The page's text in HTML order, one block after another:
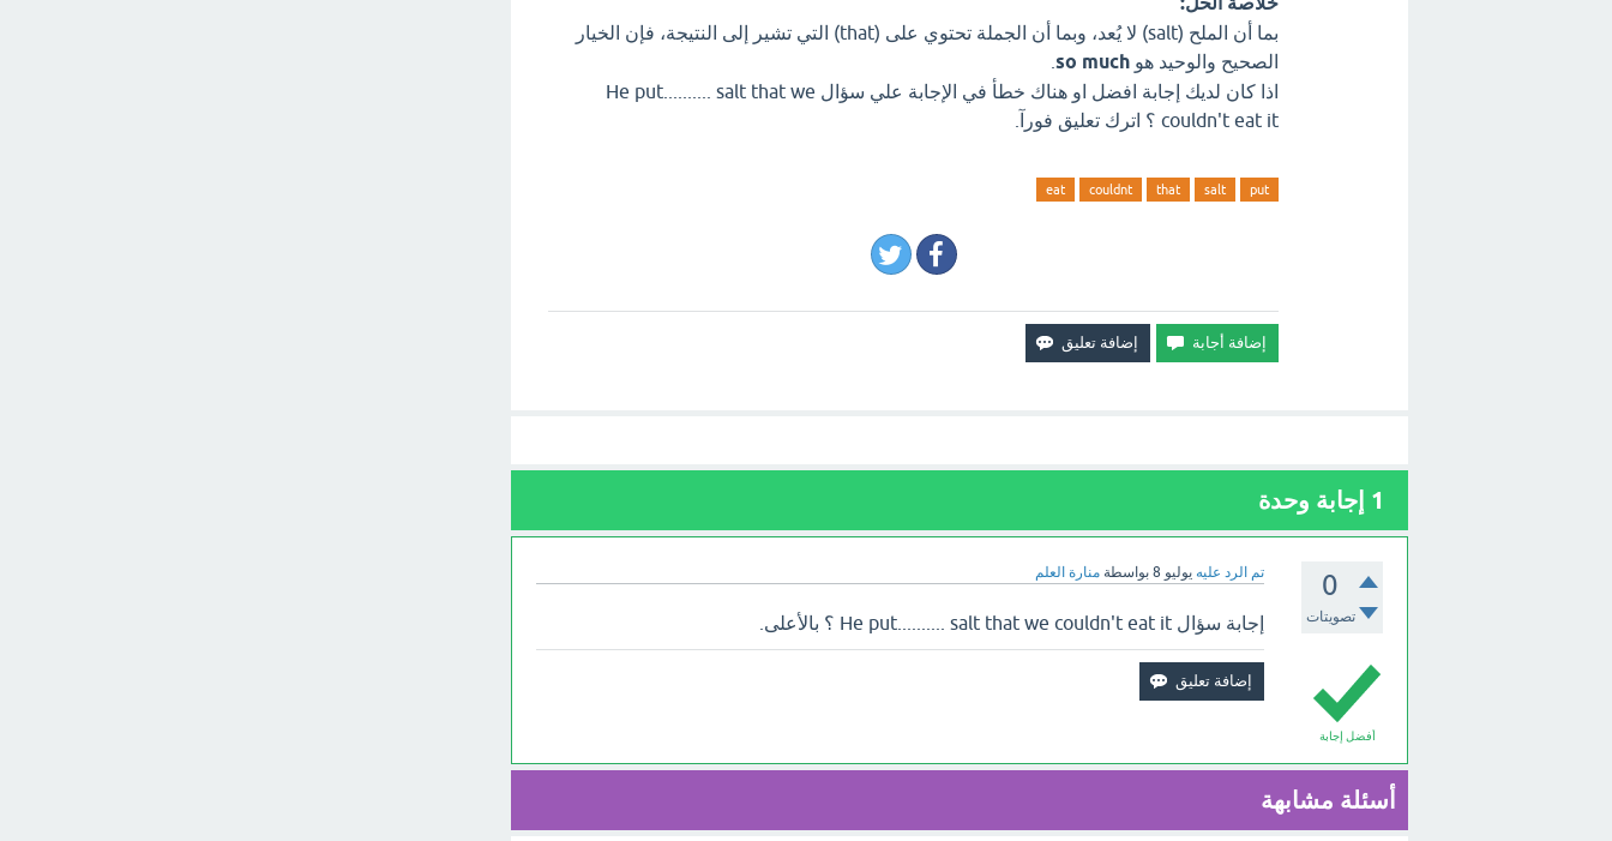
بما أن الملح (salt) لا يُعد، وبما أن الجملة تحتوي على (that) التي تشير إلى النتيجة، فإن الخيار
الصحيح والوحيد هو so much
اذا كان لديك إجابة افضل او هناك خطأ في الإجابة علي سؤال He put.......... salt that we
couldn't eat it ؟ اترك تعليق فورآ.
put
salt
that
couldnt
eat
1 إجابة وحدة
0
تصويتات
تم الرد عليه يوليو 8 بواسطة منارة العلم
أفضل إجابة
إجابة سؤال He put.......... salt that we couldn't eat it ؟ بالأعلى.
أسئلة مشابهة